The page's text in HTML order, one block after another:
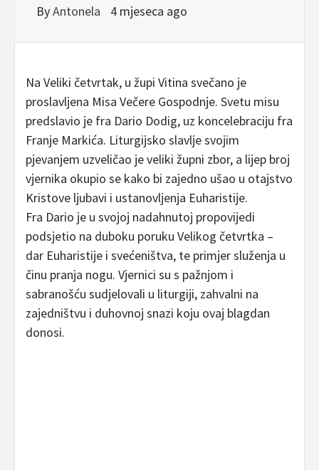
ByAntonela 4 mjeseca ago
Na Veliki četvrtak, u župi Vitina svečano je
proslavljena Misa Večere Gospodnje. Svetu misu
predslavio je fra Dario Dodig, uz koncelebraciju fra
Franje Markića. Liturgijsko slavlje svojim
pjevanjem uzveličao je veliki župni zbor, a lijep broj
vjernika okupio se kako bi zajedno ušao u otajstvo
Kristove ljubavi i ustanovljenja Euharistije.
Fra Dario je u svojoj nadahnutoj propovijedi
podsjetio na duboku poruku Velikog četvrtka –
dar Euharistije i svećeništva, te primjer služenja u
činu pranja nogu. Vjernici su s pažnjom i
sabranošću sudjelovali u liturgiji, zahvalni na
zajedništvu i duhovnoj snazi koju ovaj blagdan
donosi.